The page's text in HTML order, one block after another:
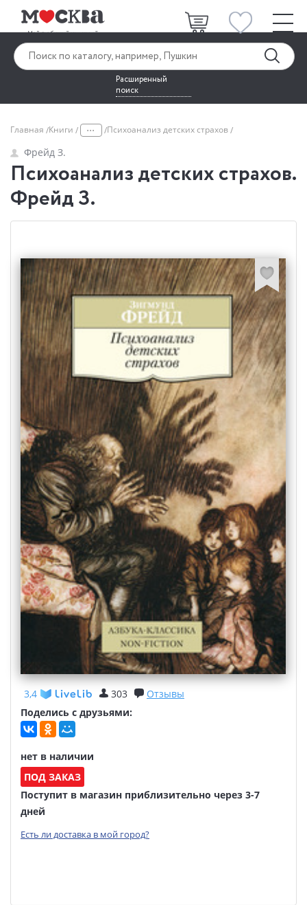
Расширенный
поиск
Главная Книги ... Психоанализ детских страхов
Фрейд З.
Психоанализ детских страхов.
Фрейд З.
3,4 303
Отзывы
Поделись с друзьями:
нет в наличии
ПОД ЗАКАЗ
Поступит в магазин приблизительно через 3-7
дней
Есть ли доставка в мой город?